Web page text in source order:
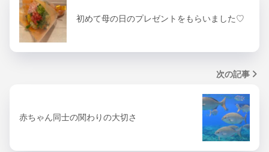
初めて母の日のプレゼントをもらいました♡
次の記事
赤ちゃん同士の関わりの大切さ